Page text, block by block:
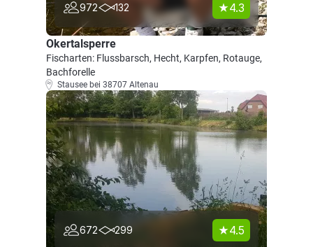
972 132 4.3
Okertalsperre
Fischarten: Flussbarsch, Hecht, Karpfen, Rotauge,
Bachforelle
Stausee bei 38707 Altenau
672 299 4.5